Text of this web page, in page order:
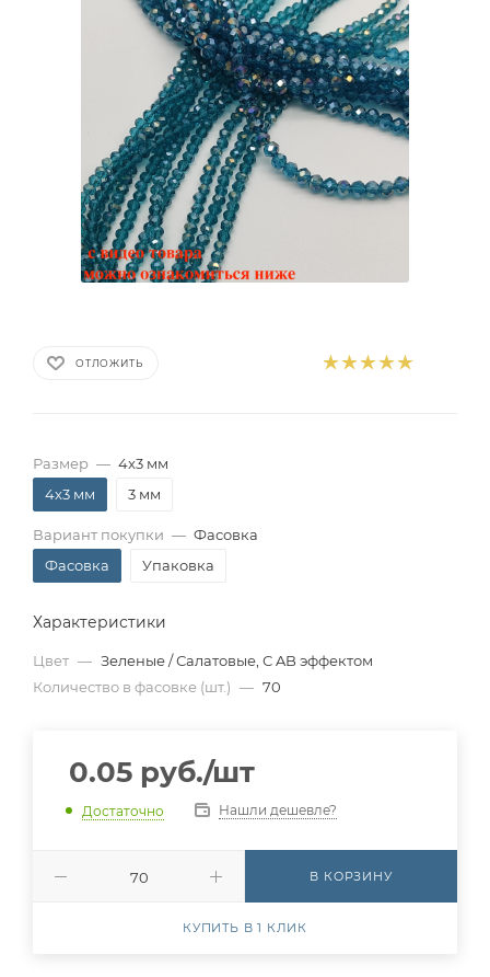
ОТЛОЖИТЬ
Размер — 4x3 мм
4x3 мм
3 мм
Вариант покупки — Фасовка
Фасовка
Упаковка
Характеристики
Цвет — Зеленые / Салатовые, С AB эффектом
Количество в фасовке (шт.) — 70
0.05 руб./шт
Достаточно Нашли дешевле?
В КОРЗИНУ
КУПИТЬ В 1 КЛИК